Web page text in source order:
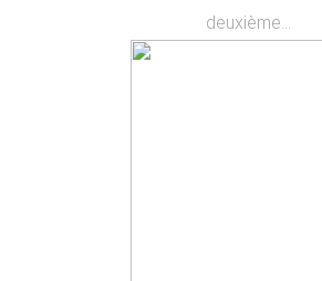
deuxième…